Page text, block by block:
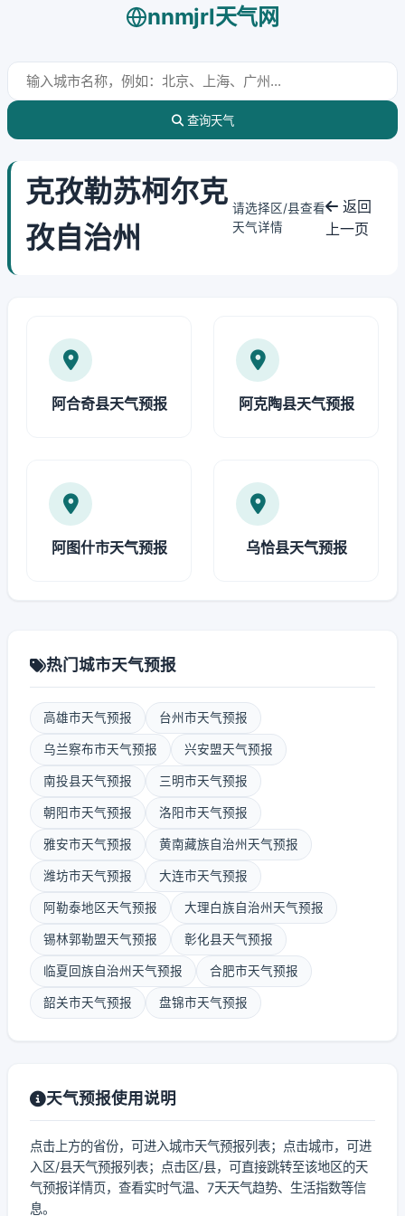
nnmjrl天气网
查询天气
克孜勒苏柯尔克
孜自治州
请选择区/县查看
天气详情
返回
上一页
阿合奇县天气预报 阿克陶县天气预报
阿图什市天气预报 乌恰县天气预报
热门城市天气预报
高雄市天气预报 台州市天气预报
乌兰察布市天气预报 兴安盟天气预报
南投县天气预报 三明市天气预报
朝阳市天气预报 洛阳市天气预报
雅安市天气预报 黄南藏族自治州天气预报
潍坊市天气预报 大连市天气预报
阿勒泰地区天气预报 大理白族自治州天气预报
锡林郭勒盟天气预报 彰化县天气预报
临夏回族自治州天气预报 合肥市天气预报
韶关市天气预报 盘锦市天气预报
天气预报使用说明
点击上方的省份，可进入城市天气预报列表；点击城市，可进
入区/县天气预报列表；点击区/县，可直接跳转至该地区的天
气预报详情页，查看实时气温、7天天气趋势、生活指数等信
息。